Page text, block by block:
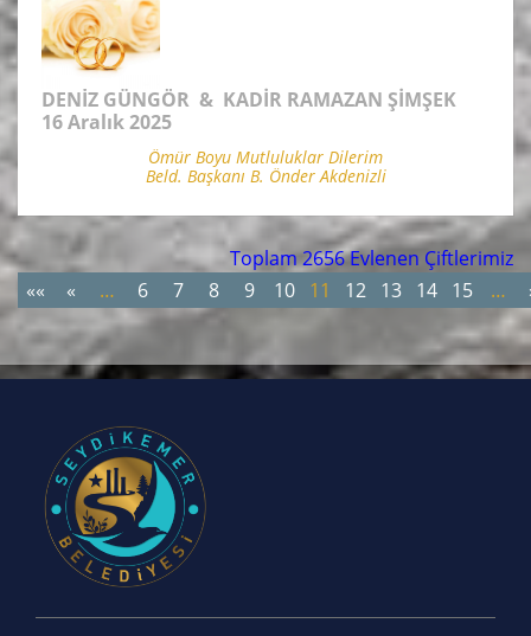
DENİZ GÜNGÖR & KADİR RAMAZAN ŞİMŞEK
16 Aralık 2025
Ömür Boyu Mutluluklar Dilerim
Beld. Başkanı B. Önder Akdenizli
Toplam 2656 Evlenen Çiftlerimiz
««
« … 6 7 8 9 10 11 12 13 14 15 …